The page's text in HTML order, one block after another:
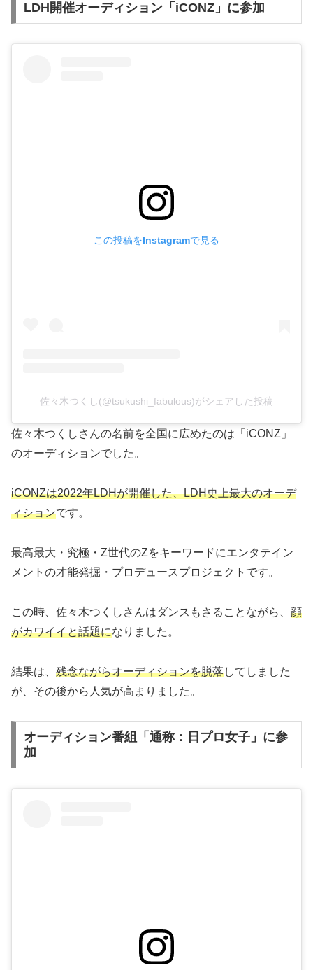
LDH開催オーディション「iCONZ」に参加
この投稿をInstagramで見る
佐々木つくし(@tsukushi_fabulous)がシェアした投稿
佐々木つくしさんの名前を全国に広めたのは「iCONZ」
のオーディションでした。
iCONZは2022年LDHが開催した、LDH史上最大のオーデ
ィションです。
最高最大・究極・Z世代のZをキーワードにエンタテイン
メントの才能発掘・プロデュースプロジェクトです。
この時、佐々木つくしさんはダンスもさることながら、 顔
がカワイイと話題になりました。
結果は、 残念ながらオーディションを脱落してしました
が、その後から人気が高まりました。
オーディション番組「通称：日プロ女子」に参
加